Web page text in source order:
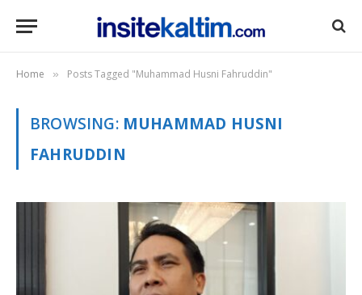
Home » Posts Tagged "Muhammad Husni Fahruddin"
BROWSING: MUHAMMAD HUSNI
FAHRUDDIN